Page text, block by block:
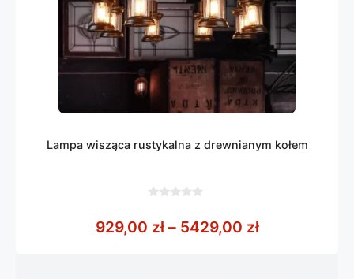
Lampa wisząca rustykalna z drewnianym kołem
5
929,00 zł – 5429,00 złZakres cen: